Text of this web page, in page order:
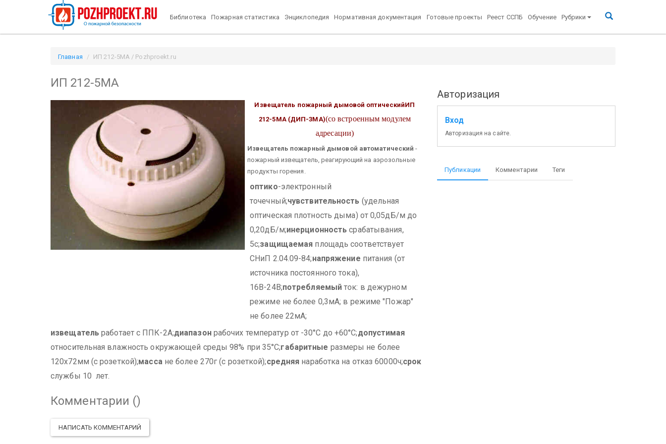
Библиотека Пожарная статистика Энциклопедия Нормативная документация Готовые проекты Реест ССПБ Обучение Рубрики
Главная ИП 212-5МА / Pozhproekt.ru
ИП 212-5МА
Извещатель пожарный дымовой оптическийИП
212-5МА (ДИП-3МА)(со встроенным модулем
адресации)
Извещатель пожарный дымовой автоматический -
пожарный извещатель, реагирующий на аэрозольные
продукты горения.
оптико-электронный
точечный;чувствительность (удельная
оптическая плотность дыма) от 0,05дБ/м до
0,20дБ/м;инерционность срабатывания,
5с;защищаемая площадь соответствует
СНиП 2.04.09-84;напряжение питания (от
источника постоянного тока),
16В-24В;потребляемый ток: в дежурном
режиме не более 0,3мА; в режиме "Пожар"
не более 22мА;
извещатель работает с ППК-2А;диапазонрабочих температур от -30°С до +60°С;допустимая
относительная влажность окружающей среды 98% при 35°С;габаритные размеры не более
120х72мм (с розеткой);масса не более 270г (с розеткой);средняя наработка на отказ 60000ч;срок
службы 10 лет.
Комментарии ()
НАПИСАТЬ КОММЕНТАРИЙ
Авторизация
Вход
Авторизация на сайте.
Публикации Комментарии Теги